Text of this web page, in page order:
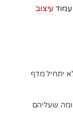
עיצוב
יתחיל מדף
שעליהם